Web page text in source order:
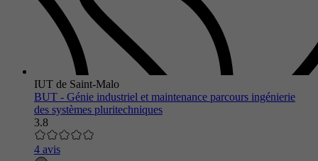
IUT de Saint-Malo
BUT - Génie industriel et maintenance parcours ingénierie
des systèmes pluritechniques
3.8
4 avis